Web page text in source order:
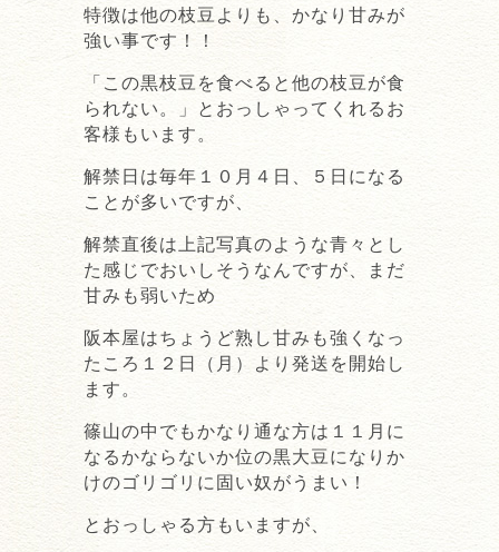
特徴は他の枝豆よりも、かなり甘みが
強い事です！！
「この黒枝豆を食べると他の枝豆が食
られない。」とおっしゃってくれるお
客様もいます。
解禁日は毎年１０月４日、５日になる
ことが多いですが、
解禁直後は上記写真のような青々とし
た感じでおいしそうなんですが、まだ
甘みも弱いため
阪本屋はちょうど熟し甘みも強くなっ
たころ１２日（月）より発送を開始し
ます。
篠山の中でもかなり通な方は１１月に
なるかならないか位の黒大豆になりか
けのゴリゴリに固い奴がうまい！
とおっしゃる方もいますが、